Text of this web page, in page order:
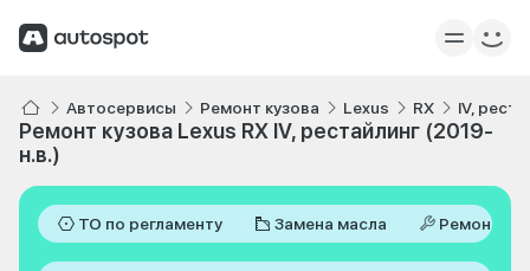
Автосервисы Ремонт кузова Lexus RX IV,
Ремонт кузова Lexus RX IV, рестайлинг (2019-
н.в.)
ТО по регламенту Замена масла Ремонт